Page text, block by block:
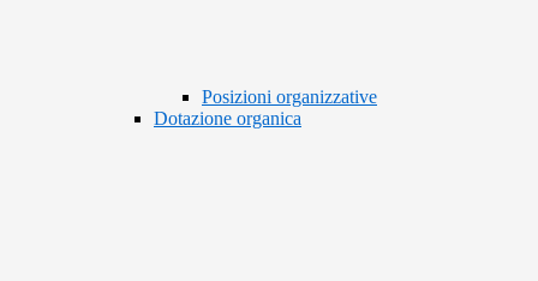
Posizioni organizzative
Dotazione organica